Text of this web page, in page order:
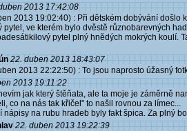
2013 17:42:08
2013 19:02:40) : Při dětském dobývání došlo
pytel, ve kterém bylo dvěstě různobarevných
pytel plný hnědých mokrých koulí.
22. duben 2013 18:43:07
2013 22:22:50) : To jsou naprosto úžasný
2013 19:11:22
jak který štěňata, ale ta moje je záměrně
co na nás tak křičel" to našil rovnou za límec...
nápisy na rubu hradeb byly fakt špica. Za plný
22. duben 2013 19:22:39